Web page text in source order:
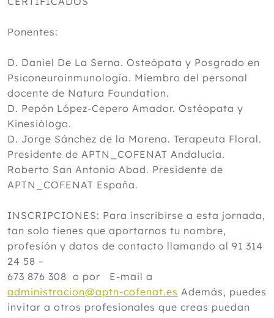
Ponentes:
D. Daniel De La Serna. Osteópata y Posgrado en
Psiconeuroinmunología. Miembro del personal
docente de Natura Foundation.
D. Pepón López-Cepero Amador. Ostéopata y
Kinesiólogo.
D. Jorge Sánchez de la Morena. Terapeuta Floral.
Presidente de APTN_COFENAT Andalucía.
Roberto San Antonio Abad. Presidente de
APTN_COFENAT España.
INSCRIPCIONES: Para inscribirse a esta jornada,
tan solo tienes que aportarnos tu nombre,
profesión y datos de contacto llamando al 91 314
24 58 –
673 876 308 o por E-mail a
administracion@aptn-cofenat.es Además, puedes
invitar a otros profesionales que creas puedan